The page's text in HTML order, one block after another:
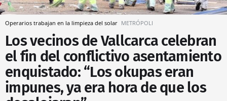
Operarios trabajan en la limpieza del solar METRÓPOLI
Los vecinos de Vallcarca celebran
el fin del conflictivo asentamiento
enquistado: “Los okupas eran
impunes, ya era hora de que los